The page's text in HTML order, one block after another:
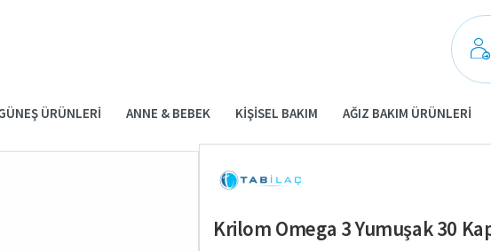
ÜRÜNLERI ANNE & BEBEK KIŞISEL BAKIM AĞIZ BAKIM ÜRÜNLERI
Krilom Omega 3 Yumuşak 30